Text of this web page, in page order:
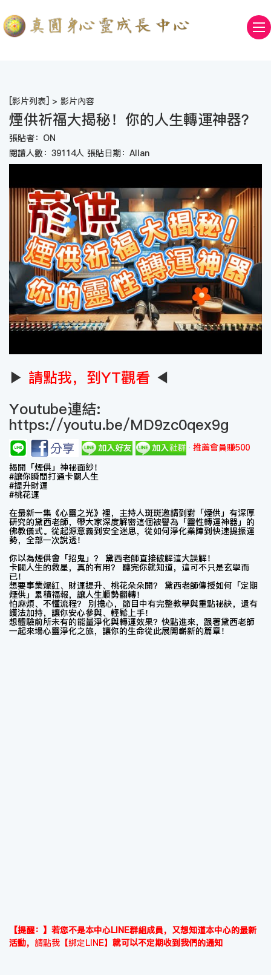
[影片列表] > 影片內容
煙供祈福大揭秘！你的人生轉運神器？
張貼者：ON
閱讀人數：39114人 張貼日期：Allan
▶ 請點我，到YT觀看 ◀
Youtube連結:
https://youtu.be/MD9zc0qex9g
推薦會員賺500
揭開「煙供」神祕面紗！
#讓你瞬間打通卡關人生
#提升財運
#桃花運
在最新一集《心靈之光》裡，主持人斑斑邀請到對「煙供」有深厚
研究的黛西老師，帶大家深度解密這個被譽為「靈性轉運神器」的
佛教儀式。從起源意義到安全迷思，從如何淨化業障到快速提振運
勢，全部一次說透！
你以為煙供會「招鬼」？ 黛西老師直接破解這大誤解！
卡關人生的救星，真的有用？ 聽完你就知道，這可不只是玄學而
已！
想要事業爆紅、財運提升、桃花朵朵開？ 黛西老師傳授如何「定期
煙供」累積福報，讓人生順勢翻轉！
怕麻煩、不懂流程？ 別擔心，節目中有完整教學與重點祕訣，還有
護法加持，讓你安心參與、輕鬆上手！
想體驗前所未有的能量淨化與轉運效果？快點進來，跟著黛西老師
一起來場心靈淨化之旅，讓你的生命從此展開嶄新的篇章！
【提醒：】若您不是本中心LINE群組成員，又想知道本中心的最新
活動， 請點我【綁定LINE】 就可以不定期收到我們的通知